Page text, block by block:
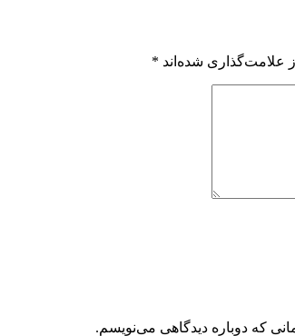
علامت‌گذاری شده‌اند *
که دوباره دیدگاهی می‌نویسم.